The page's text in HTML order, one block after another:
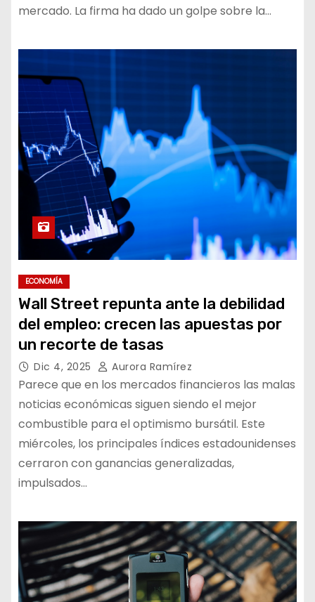
mercado. La firma ha dado un golpe sobre la…
ECONOMÍA
Wall Street repunta ante la debilidad
del empleo: crecen las apuestas por
un recorte de tasas
Dic 4, 2025 Aurora Ramírez
Parece que en los mercados financieros las malas
noticias económicas siguen siendo el mejor
combustible para el optimismo bursátil. Este
miércoles, los principales índices estadounidenses
cerraron con ganancias generalizadas,
impulsados…